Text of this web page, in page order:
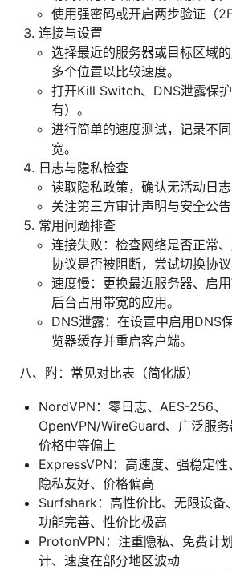
使用强密码或开启两步验证（
连接与设置
选择最近的服务器或目标区域
多个位置以比较速度。
打开Kill Switch、DNS泄露保
有）。
进行简单的速度测试，记录不
宽。
日志与隐私检查
读取隐私政策，确认无活动日志
关注第三方审计声明与安全公告
常用问题排查
连接失败：检查网络是否正常、
协议是否被阻断，尝试切换协议
速度慢：更换最近服务器、启
后台占用带宽的应用。
DNS泄露：在设置中启用DNS
览器缓存并重启客户端。
八、附：常见对比表（简化版）
NordVPN：零日志、AES-256、
OpenVPN/WireGuard、广泛服务
价格中等偏上
ExpressVPN：高速度、强稳定性
隐私友好、价格偏高
Surfshark：高性价比、无限设备
功能完善、性价比极高
ProtonVPN：注重隐私、免费计
计、速度在部分地区波动